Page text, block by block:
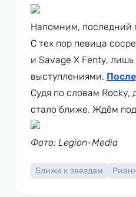
Напомним, последний
С тех пор певица
и Savage X Fenty,
выступлениями.
Судя по словам
стало ближе. Ждём
Фото: Legion-Media
Ближе к звездам